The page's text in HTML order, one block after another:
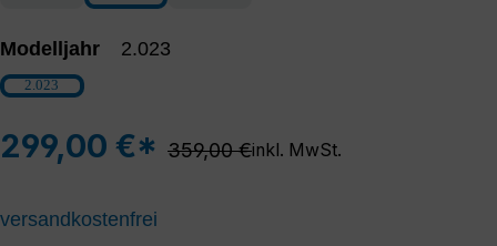
Modelljahr 2.023
2.023
299,00 €* Regulärer Preis:
359,00 €inkl. MwSt.
versandkostenfrei